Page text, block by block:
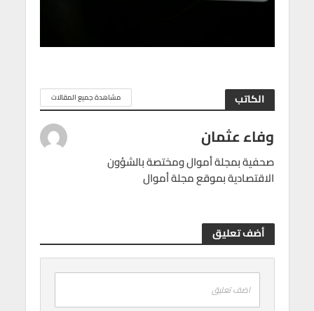
الكاتب مشاهدة جميع المقالات
وفاء عثمان
صحفية بمجلة أموال ومختصة بالشؤون
الاقتصادية بموقع مجلة أموال
أضف تعليق
اضف تعليق